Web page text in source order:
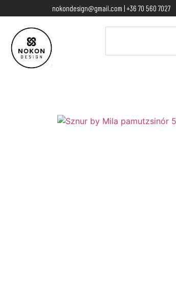
nokondesign@gmail.com | +36 70 560 7027